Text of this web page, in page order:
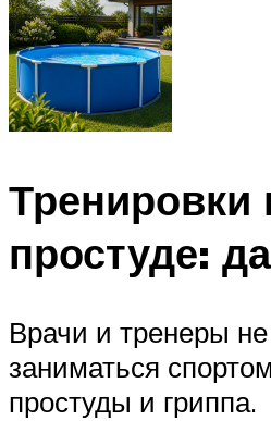
Тренировки
простуде:
Врачи и тренеры
заниматься
простуды и гриппа.